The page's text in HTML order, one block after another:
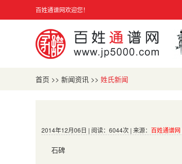
百姓通谱网欢迎您！
首页 >> 新闻资讯 >> 姓氏新闻
2014年12月06日 | 阅读：6044次 | 来源： 百姓通谱网
石碑